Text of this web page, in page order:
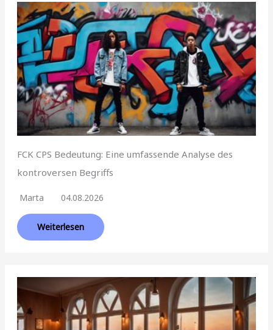
FCK CPS Bedeutung: Eine umfassende Analyse des
kontroversen Begriffs
Marta 04.08.2026
Weiterlesen